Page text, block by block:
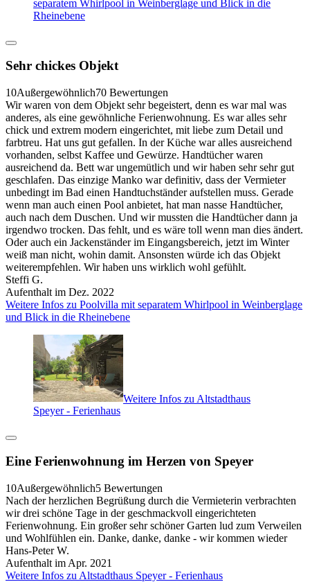
separatem Whirlpool in Weinberglage und Blick in die
Rheinebene
Sehr chickes Objekt
10Außergewöhnlich70 Bewertungen
Wir waren von dem Objekt sehr begeistert, denn es war mal was
anderes, als eine gewöhnliche Ferienwohnung. Es war alles sehr
chick und extrem modern eingerichtet, mit liebe zum Detail und
farbtreu. Hat uns gut gefallen. In der Küche war alles ausreichend
vorhanden, selbst Kaffee und Gewürze. Handtücher waren
ausreichend da. Bett war ungemütlich und wir haben sehr sehr gut
geschlafen. Das einzige Manko war definitiv, dass der Vermieter
unbedingt im Bad einen Handtuchständer aufstellen muss. Gerade
wenn man auch einen Pool anbietet, hat man nasse Handtücher,
auch nach dem Duschen. Und wir mussten die Handtücher dann ja
irgendwo trocken. Das fehlt, und es wäre toll wenn man dies ändert.
Oder auch ein Jackenständer im Eingangsbereich, jetzt im Winter
weiß man nicht, wohin damit. Ansonsten würde ich das Objekt
weiterempfehlen. Wir haben uns wirklich wohl gefühlt.
Steffi G.
Aufenthalt im Dez. 2022
Weitere Infos zu Poolvilla mit separatem Whirlpool in Weinberglage
und Blick in die Rheinebene
Weitere Infos zu Altstadthaus
Speyer - Ferienhaus
Eine Ferienwohnung im Herzen von Speyer
10Außergewöhnlich5 Bewertungen
Nach der herzlichen Begrüßung durch die Vermieterin verbrachten
wir drei schöne Tage in der geschmackvoll eingerichteten
Ferienwohnung. Ein großer sehr schöner Garten lud zum Verweilen
und Wohlfühlen ein. Danke, danke, danke - wir kommen wieder
Hans-Peter W.
Aufenthalt im Apr. 2021
Weitere Infos zu Altstadthaus Speyer - Ferienhaus